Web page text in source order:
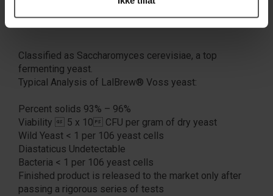
often result in better performance including shorter lag-
phase and greater attenuation.
Classified as Saccharomyces cerevisiae, a top
fermenting yeast.
Typical Analysis of LalBrew® Voss yeast:
Percent solids 93% – 96%
Viability  5 x 10 CFU per gram of dry yeast
Wild Yeast < 1 per 106 yeast cells
Diastaticus Undetectable
Bacteria < 1 per 106 yeast cells
Finished product is released to the market only after
passing a rigorous series of tests